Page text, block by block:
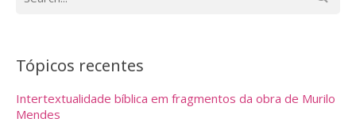
Tópicos recentes
Intertextualidade bíblica em fragmentos da obra de Murilo
Mendes